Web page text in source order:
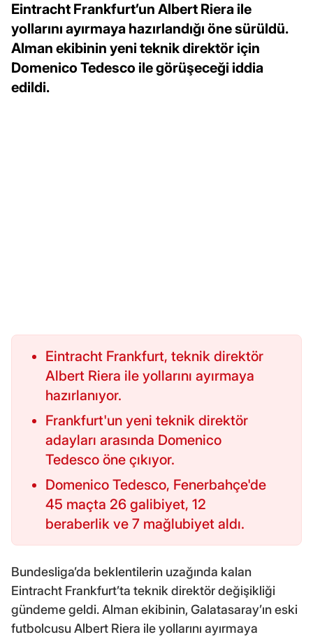
Eintracht Frankfurt’un Albert Riera ile
yollarını ayırmaya hazırlandığı öne sürüldü.
Alman ekibinin yeni teknik direktör için
Domenico Tedesco ile görüşeceği iddia
edildi.
Eintracht Frankfurt, teknik direktör
Albert Riera ile yollarını ayırmaya
hazırlanıyor.
Frankfurt'un yeni teknik direktör
adayları arasında Domenico
Tedesco öne çıkıyor.
Domenico Tedesco, Fenerbahçe'de
45 maçta 26 galibiyet, 12
beraberlik ve 7 mağlubiyet aldı.
Bundesliga’da beklentilerin uzağında kalan
Eintracht Frankfurt’ta teknik direktör değişikliği
gündeme geldi. Alman ekibinin, Galatasaray’ın eski
futbolcusu Albert Riera ile yollarını ayırmaya